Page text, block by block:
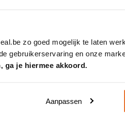
zo goed mogelijk te laten
gebruikerservaring en onze
ga je hiermee akkoord.
Aanpassen